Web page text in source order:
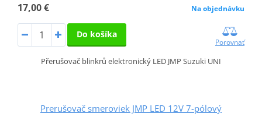
17,00 € Na objednávku
Do košíka
Porovnať
Přerušovač blinkrů elektronický LED JMP Suzuki UNI
Prerušovač smeroviek JMP LED 12V 7-pólový